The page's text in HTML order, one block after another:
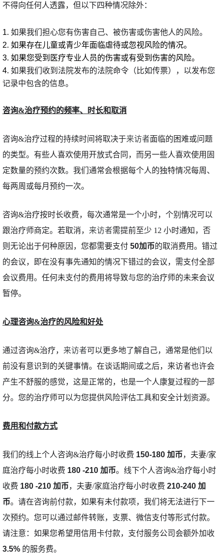
不得向任何人透露，但以下四种情况除外：
如果我们担心您有伤害自己、被伤害或伤害他人的风险。
如果存在儿童或青少年面临虐待或忽视风险的情况。
如果您受到医疗专业人员的伤害或有受到伤害的风险。
如果我们收到法院发布的法院命令（比如传票），以发布您
记录中包含的信息。
咨询&治疗预约的频率、时长和取消
咨询&治疗过程的持续时间将取决于来访者面临的困难或问题
的类型。有些人喜欢使用开放式合同，而另一些人喜欢使用固
定数量的预约次数。我们通常会根据每个人的独特情况每周、
每两周或每月预约一次。
咨询&治疗按时长收费，每次通常是一个小时，个别情况可以
跟治疗师商定。若取消， 来访者需提前至少 12 小时通知，否
则无论出于何种原因，您都需要支付 50加币的取消费用。错过
的会议，即在没有事先通知的情况下错过的会议，需支付全部
会议费用。任何未支付的费用将导致与您的治疗师的未来会议
暂停。
心理咨询&治疗的风险和好处
通过咨询&治疗， 来访者可以更多地了解自己，通常是他们以
前没有意识到的关键事情。在谈话期间或之后，来访者也许会
产生不舒服的感觉，这是正常的，也是一个人康复过程的一部
分。您的治疗师可以为您提供风险评估工具和安全计划资源。
费用和付款方式
我们的线上个人咨询&治疗每小时收费 150-180 加币，夫妻/家
庭治疗每小时收费 180 -210 加币。 线下个人咨询&治疗每小时
收费 180 -210 加币，夫妻/家庭治疗每小时收费 210-240 加
币。请在咨询前付款，如果有未付款项，我们将无法进行下一
次预约。您可以通过邮件转账，支票、微信支付等形式付款。
请注意：如果您希望用信用卡付款，支付服务公司会额外加收
3.5% 的服务费。